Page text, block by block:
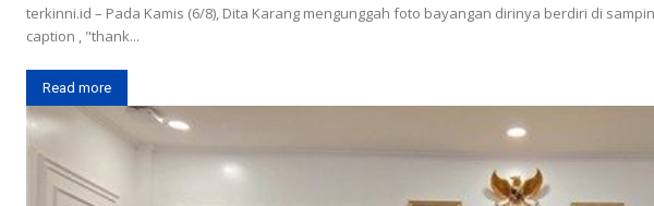
terkinni.id – Pada Kamis (6/8), Dita Karang mengunggah foto bayangan dirinya berdiri di
caption , "thank...
Read more